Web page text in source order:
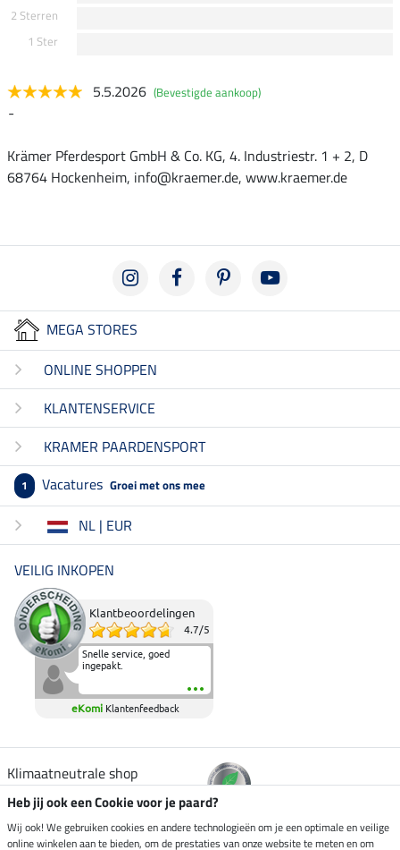
2 Sterren
1 Ster
5.5.2026 (Bevestigde aankoop)
-
Krämer Pferdesport GmbH & Co. KG, 4. Industriestr. 1 + 2, D
68764 Hockenheim, info@kraemer.de, www.kraemer.de
MEGA STORES
ONLINE SHOPPEN
KLANTENSERVICE
KRAMER PAARDENSPORT
1 Vacatures Groei met ons mee
NL | EUR
VEILIG INKOPEN
Klantbeoordelingen
4.7/5
Snelle service, goed
ingepakt.
eKomi Klantenfeedback
Klimaatneutrale shop
Verzending per
Heb jij ook een Cookie voor je paard?
Wij ook! We gebruiken cookies en andere technologieën om je een optimale en veilige
online winkelen aan te bieden, om de prestaties van onze website te meten en om